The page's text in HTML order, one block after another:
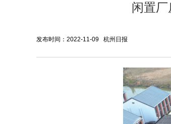
闲置厂
发布时间：2022-11-09 杭州日报